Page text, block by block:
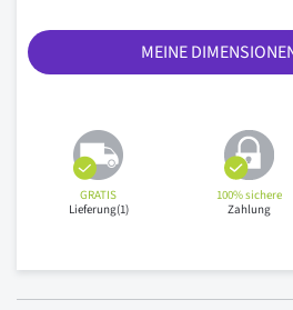
MEINE
GRATIS
Lieferung(1)
100% sichere
Zahlung